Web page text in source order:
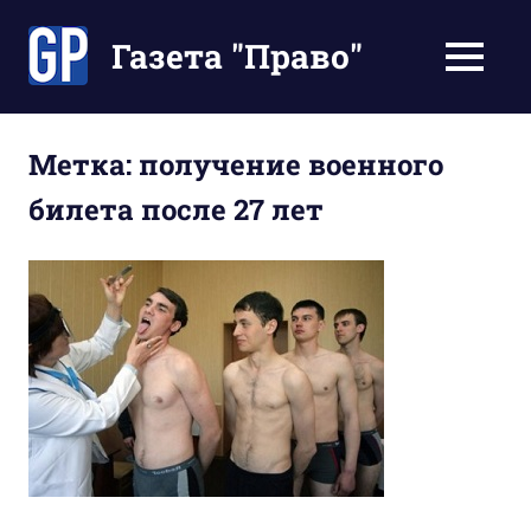
содержимомуГазета "Право"
Ваше
время
МЕНЮ
Метка: получение военного
билета после 27 лет